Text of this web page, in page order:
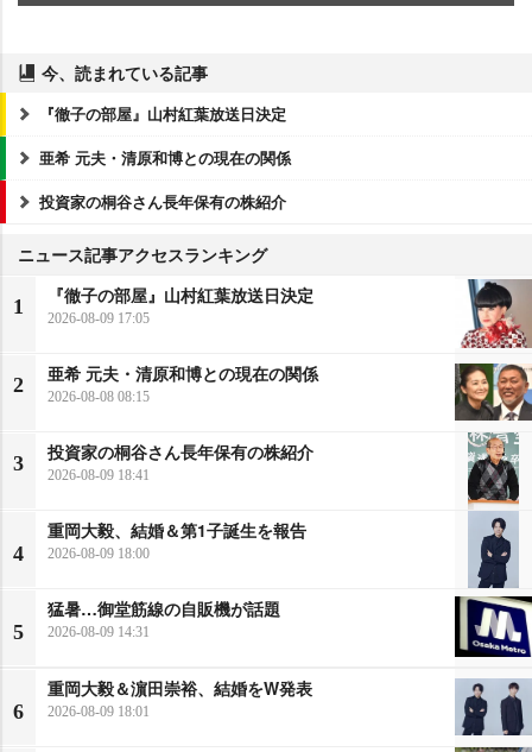
今、読まれている記事
『徹子の部屋』山村紅葉放送日決定
亜希 元夫・清原和博との現在の関係
投資家の桐谷さん長年保有の株紹介
ニュース記事アクセスランキング
1
『徹子の部屋』山村紅葉放送日決定
2026-08-09 17:05
2
亜希 元夫・清原和博との現在の関係
2026-08-08 08:15
3
投資家の桐谷さん長年保有の株紹介
2026-08-09 18:41
4
重岡大毅、結婚＆第1子誕生を報告
2026-08-09 18:00
5
猛暑…御堂筋線の自販機が話題
2026-08-09 14:31
6
重岡大毅＆濵田崇裕、結婚をW発表
2026-08-09 18:01